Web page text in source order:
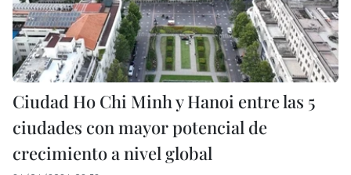
Ciudad Ho Chi Minh y Hanoi entre las 5
ciudades con mayor potencial de
crecimiento a nivel global